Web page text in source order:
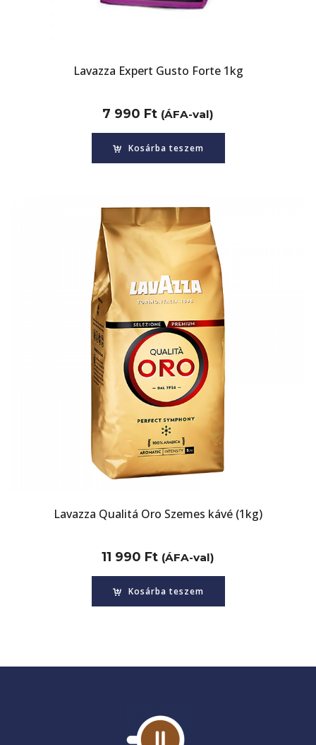
Lavazza Expert Gusto Forte 1kg
7 990 Ft (ÁFA-val)
Kosárba teszem
Lavazza Qualitá Oro Szemes kávé (1kg)
11 990 Ft (ÁFA-val)
Kosárba teszem